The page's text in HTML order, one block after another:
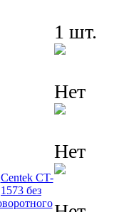
1 шт.
Нет
Нет